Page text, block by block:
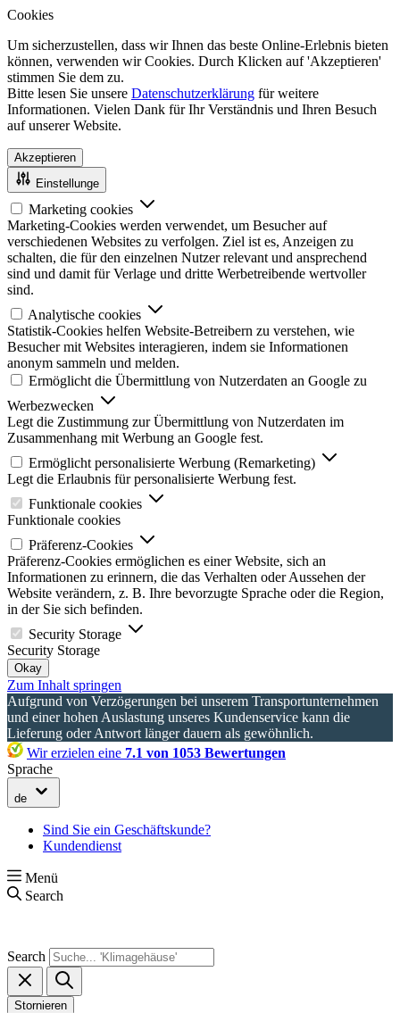
Cookies
Um sicherzustellen, dass wir Ihnen das beste Online-Erlebnis bieten
können, verwenden wir Cookies. Durch Klicken auf 'Akzeptieren'
stimmen Sie dem zu.
Bitte lesen Sie unsere Datenschutzerklärung für weitere
Informationen. Vielen Dank für Ihr Verständnis und Ihren Besuch
auf unserer Website.
Akzeptieren
Einstellunge
Marketing cookies
Marketing-Cookies werden verwendet, um Besucher auf
verschiedenen Websites zu verfolgen. Ziel ist es, Anzeigen zu
schalten, die für den einzelnen Nutzer relevant und ansprechend
sind und damit für Verlage und dritte Werbetreibende wertvoller
sind.
Analytische cookies
Statistik-Cookies helfen Website-Betreibern zu verstehen, wie
Besucher mit Websites interagieren, indem sie Informationen
anonym sammeln und melden.
Ermöglicht die Übermittlung von Nutzerdaten an Google zu
Werbezwecken
Legt die Zustimmung zur Übermittlung von Nutzerdaten im
Zusammenhang mit Werbung an Google fest.
Ermöglicht personalisierte Werbung (Remarketing)
Legt die Erlaubnis für personalisierte Werbung fest.
Funktionale cookies
Funktionale cookies
Präferenz-Cookies
Präferenz-Cookies ermöglichen es einer Website, sich an
Informationen zu erinnern, die das Verhalten oder Aussehen der
Website verändern, z. B. Ihre bevorzugte Sprache oder die Region,
in der Sie sich befinden.
Security Storage
Security Storage
Okay
Zum Inhalt springen
Aufgrund von Verzögerungen bei unserem Transportunternehmen
und einer hohen Auslastung unseres Kundenservice kann die
Lieferung oder Antwort länger dauern als gewöhnlich.
Wir erzielen eine 7.1 von 1053 Bewertungen
Sprache
de
Sind Sie ein Geschäftskunde?
Kundendienst
Menü
Search
Search
Stornieren